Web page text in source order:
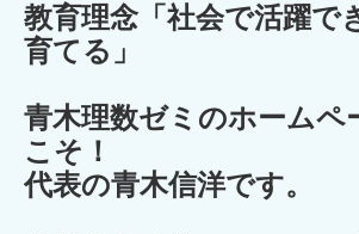
教育理念「社会で活躍で
育てる」
青木理数ゼミのホームペ
こそ！
代表の青木信洋です。